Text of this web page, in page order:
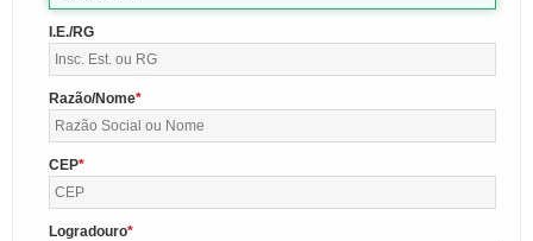
I.E./RG
Razão/Nome
CEP
Logradouro